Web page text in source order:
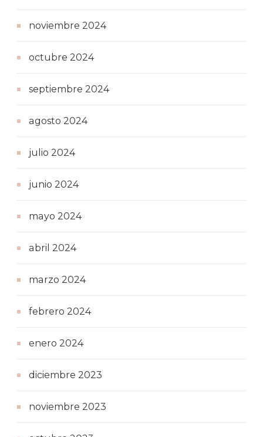
noviembre 2024
octubre 2024
septiembre 2024
agosto 2024
julio 2024
junio 2024
mayo 2024
abril 2024
marzo 2024
febrero 2024
enero 2024
diciembre 2023
noviembre 2023